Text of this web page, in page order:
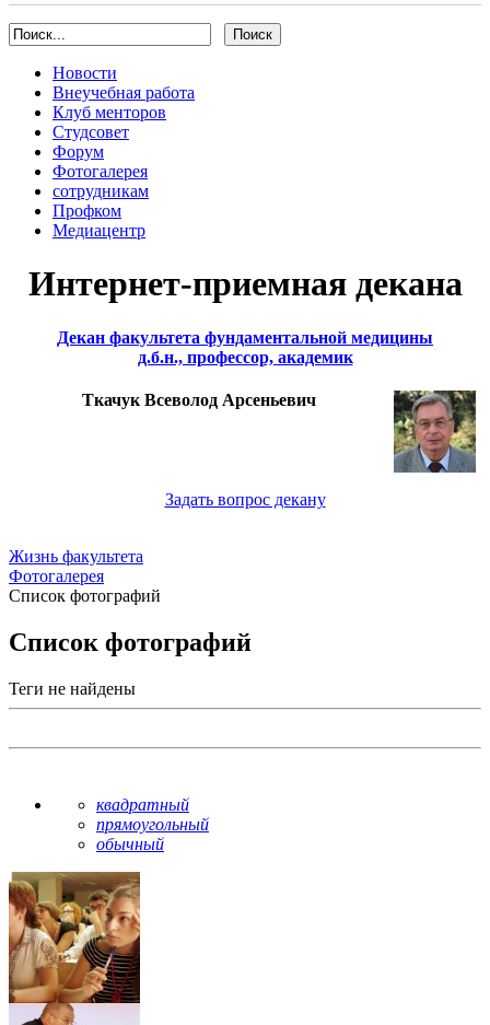
Новости
Внеучебная работа
Клуб менторов
Студсовет
Форум
Фотогалерея
сотрудникам
Профком
Медиацентр
Интернет-приемная декана
Декан факультета фундаментальной медицины
д.б.н., профессор, академик
Ткачук Всеволод Арсеньевич
Задать вопрос декану
Жизнь факультета
Фотогалерея
Список фотографий
Список фотографий
Теги не найдены
квадратный
прямоугольный
обычный